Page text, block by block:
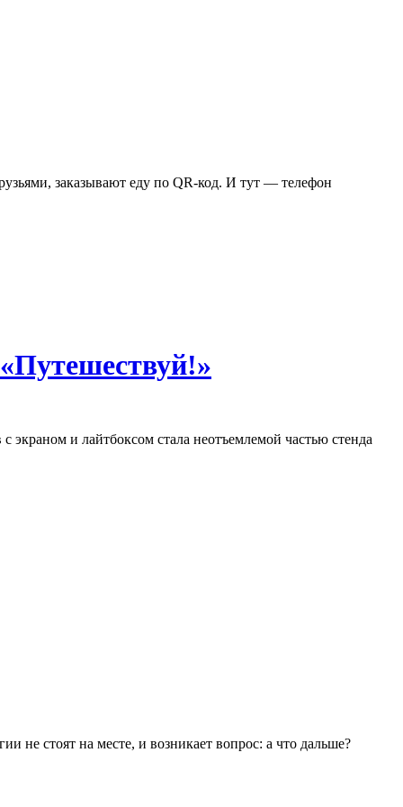
заказывают еду по QR-код. И тут — телефон
и лайтбоксом стала неотъемлемой частью стенда
не стоят на месте, и возникает вопрос: а что дальше?